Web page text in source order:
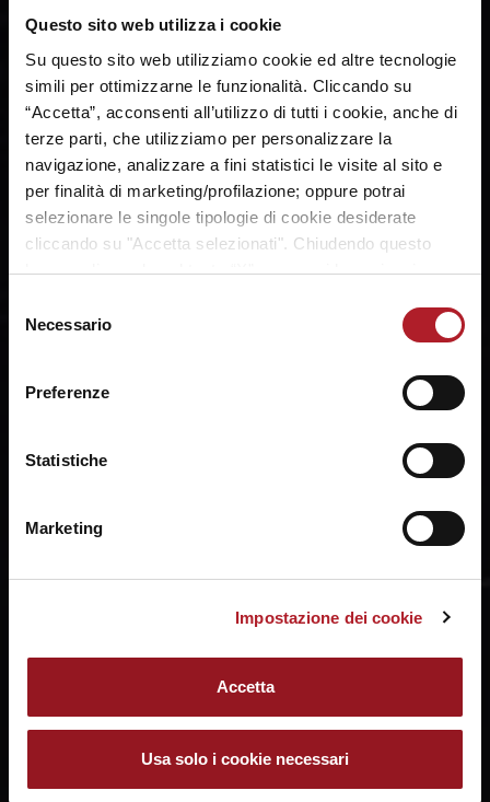
Questo sito web utilizza i cookie
Su questo sito web utilizziamo cookie ed altre tecnologie
simili per ottimizzarne le funzionalità. Cliccando su
“Accetta”, acconsenti all’utilizzo di tutti i cookie, anche di
terze parti, che utilizziamo per personalizzare la
navigazione, analizzare a fini statistici le visite al sito e
per finalità di marketing/profilazione; oppure potrai
selezionare le singole tipologie di cookie desiderate
cliccando su "Accetta selezionati". Chiudendo questo
banner cliccando sul tasto “X”, prosegui la navigazione e
fruizione del sito. Potrai modificare le tue preferenze in
ogni momento mediante il link “Impostazione dei cookie”
a fine pagina. Per ulteriori informazioni ti invitiamo a
prendere visione della
delNecessario
Preferenze
Statistiche
Marketing
Impostazione dei cookie
Accetta
Usa solo i cookie necessari
SHARE: